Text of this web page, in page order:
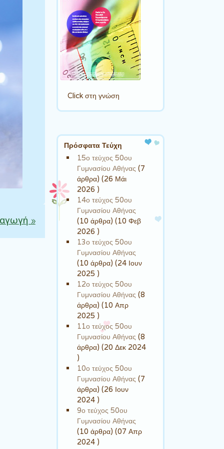
»
Click στη γνώση
Πρόσφατα Τεύχη
15ο τεύχος 50ου
Γυμνασίου Αθήνας (7
άρθρα) (26 Μάι
2026 )
14ο τεύχος 50ου
Γυμνασίου Αθήνας
(10 άρθρα) (10 Φεβ
2026 )
13ο τεύχος 50ου
Γυμνασίου Αθήνας
(10 άρθρα) (24 Ιουν
2025 )
12ο τεύχος 50ου
Γυμνασίου Αθήνας (8
άρθρα) (10 Απρ
2025 )
11ο τεύχος 50ου
Γυμνασίου Αθήνας (8
άρθρα) (20 Δεκ 2024
)
10ο τεύχος 50ου
Γυμνασίου Αθήνας (7
άρθρα) (26 Ιουν
2024 )
9ο τεύχος 50ου
Γυμνασίου Αθήνας
(10 άρθρα) (07 Απρ
2024 )